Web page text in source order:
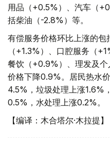
用品（+0.5%）、汽车（
括柴油（-2.8%）等。
有偿服务价格环比上涨的
（+1.3%）、口腔服务（
餐饮（+0.9%）、理发及
价格下降0.9%。居民热水
4.5%，垃圾处理上涨1.6%
0.5%，水处理上涨0.2%。
【编译：木合塔尔·木拉提】